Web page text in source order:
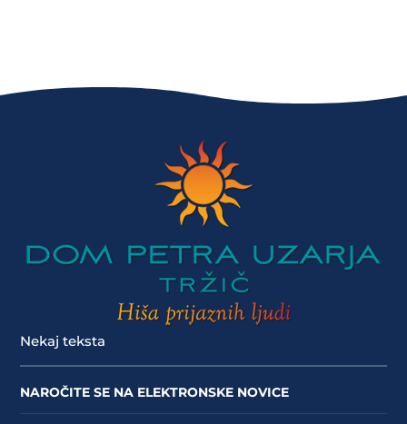
Nekaj teksta
NAROČITE SE NA ELEKTRONSKE NOVICE